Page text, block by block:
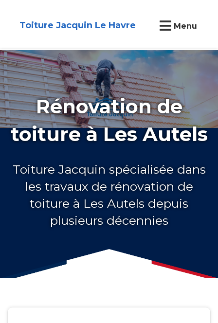
Toiture Jacquin Le Havre Menu
Rénovation de
toiture à Les Autels
Toiture Jacquin spécialisée dans
les travaux de rénovation de
toiture à Les Autels depuis
plusieurs décennies